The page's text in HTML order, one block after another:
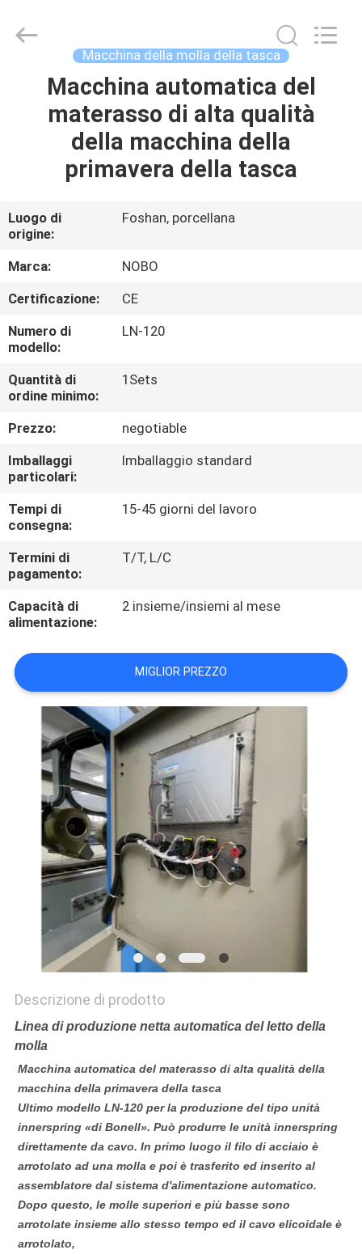
CASA
PRODOTTI
SIAMO
FATORY
TOUR
CONTROLLO
DI
QUALITÀ
CONTATTACI
NOTIZIE
TUTTI
CASI
VR
MAPPA
SITO
NORME
SULLA
PRIVACY
Ltd..
Macchina della molla della tasca
Macchina automatica del
materasso di alta qualità
della macchina della
primavera della tasca
Luogo di
origine:
Foshan, porcellana
Marca:
NOBO
Certificazione:
CE
Numero di
modello:
LN-120
Quantità di
ordine minimo:
1Sets
Prezzo:
negotiable
Imballaggi
particolari:
Imballaggio standard
Tempi di
consegna:
15-45 giorni del lavoro
Termini di
pagamento:
T/T, L/C
Capacità di
alimentazione:
2 insieme/insiemi al mese
MIGLIOR PREZZO
Descrizione di prodotto
Linea di produzione netta automatica del letto della
molla
Macchina automatica del materasso di alta qualità della
macchina della primavera della tasca
Ultimo modello LN-120 per la produzione del tipo unità
innerspring «di Bonell». Può produrre le unità innerspring
direttamente da cavo. In primo luogo il filo di acciaio è
arrotolato ad una molla e poi è trasferito ed inserito al
assemblatore dal sistema d'alimentazione automatico.
Dopo questo, le molle superiori e più basse sono
arrotolate insieme allo stesso tempo ed il cavo elicoidale è
arrotolato,